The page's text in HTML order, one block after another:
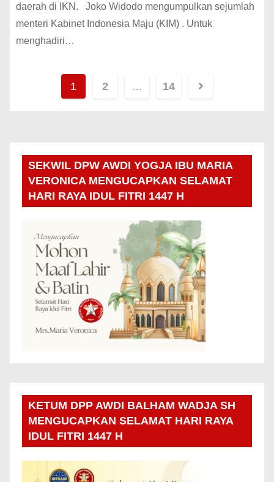
daerah di IKN. Joko Widodo mengumpulkan sejumlah
menteri Kabinet Indonesia Maju (KIM) . Untuk
menghadiri…
1 2 … 14
SEKWIL DPW AWDI YOGJA IBU MARIA
VERONICA MENGUCAPKAN SELAMAT
HARI RAYA IDUL FITRI 1447 H
KETUM DPP AWDI BALHAM WADJA SH
MENGUCAPKAN SELAMAT HARI RAYA
IDUL FITRI 1447 H